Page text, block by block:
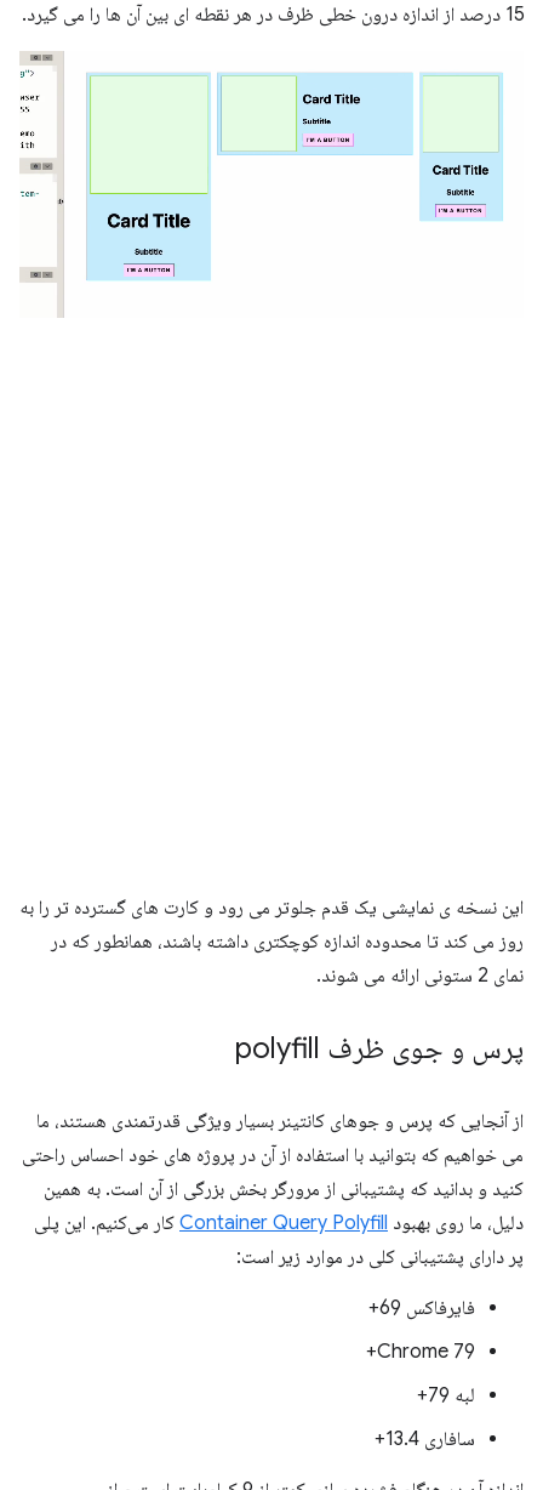
15 درصد از اندازه درون خطی ظرف در هر نقطه ای بین آن ها را می گیرد.
این نسخه ی نمایشی یک قدم جلوتر می رود و کارت های گسترده تر را به
روز می کند تا محدوده اندازه کوچکتری داشته باشند، همانطور که در
نمای 2 ستونی ارائه می شوند.
پرس و جوی ظرف polyfill
از آنجایی که پرس و جوهای کانتینر بسیار ویژگی قدرتمندی هستند، ما
می خواهیم که بتوانید با استفاده از آن در پروژه های خود احساس راحتی
کنید و بدانید که پشتیبانی از مرورگر بخش بزرگی از آن است. به همین
دلیل، ما روی بهبود Container Query Polyfill کار می‌کنیم. این پلی
پر دارای پشتیبانی کلی در موارد زیر است:
فایرفاکس 69+
Chrome 79+
لبه 79+
سافاری 13.4+